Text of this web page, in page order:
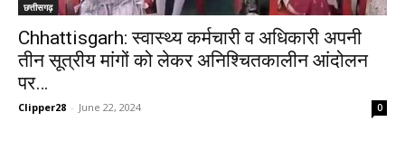
छत्तीसगढ़
Chhattisgarh: स्वास्थ्य कर्मचारी व अधिकारी अपनी
तीन सूत्रीय मांगों को लेकर अनिश्चितकालीन आंदोलन
पर…
Clipper28 - June 22, 2024 0